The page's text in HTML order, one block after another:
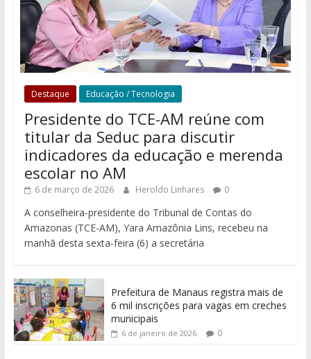
Destaque Educação / Tecnologia
Presidente do TCE-AM reúne com
titular da Seduc para discutir
indicadores da educação e merenda
escolar no AM
6 de março de 2026 Heroldo Linhares 0
A conselheira-presidente do Tribunal de Contas do
Amazonas (TCE-AM), Yara Amazônia Lins, recebeu na
manhã desta sexta-feira (6) a secretária
Prefeitura de Manaus registra mais de
6 mil inscrições para vagas em creches
municipais
6 de janeiro de 2026 0